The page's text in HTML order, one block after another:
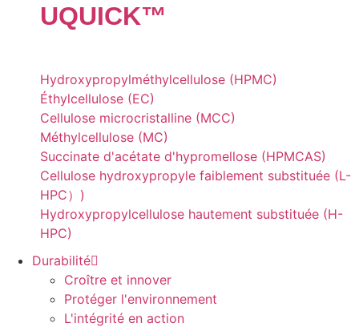
UQUICK™
Hydroxypropylméthylcellulose (HPMC)
Éthylcellulose (EC)
Cellulose microcristalline (MCC)
Méthylcellulose (MC)
Succinate d'acétate d'hypromellose (HPMCAS)
Cellulose hydroxypropyle faiblement substituée (L-
HPC）)
Hydroxypropylcellulose hautement substituée (H-
HPC)
Durabilité
Croître et innover
Protéger l'environnement
L'intégrité en action